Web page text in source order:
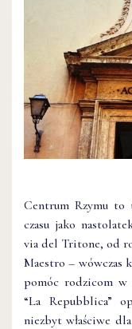
Centrum Rzymu to
czasu jako
via del Tritone, od
Maestro – wówczas
pomóc rodzicom w
“La Repubblica”
niezbyt właściwe